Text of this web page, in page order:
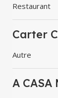
Restaurant
Carter
Autre
A CASA